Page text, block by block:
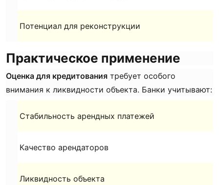
Потенциал для реконструкции
Практическое применение
Оценка для кредитования требует особого
внимания к ликвидности объекта. Банки учитывают:
Стабильность арендных платежей
Качество арендаторов
Ликвидность объекта